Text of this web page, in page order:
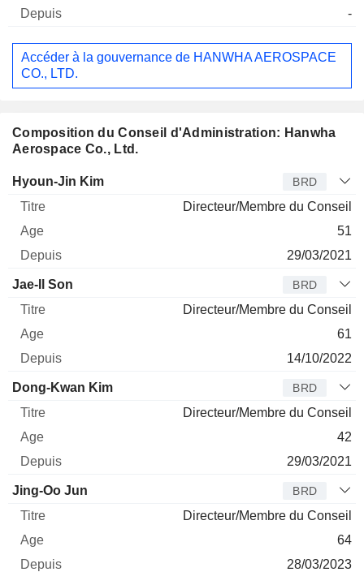
-
Accéder à la gouvernance de HANWHA AEROSPACE
CO., LTD.
Composition du Conseil d'Administration: Hanwha
Aerospace Co., Ltd.
Administrateur Titre
Hyoun-Jin Kim BRD
Directeur/Membre du Conseil
51
29/03/2021
Jae-Il Son BRD
Directeur/Membre du Conseil
61
14/10/2022
Dong-Kwan Kim BRD
Directeur/Membre du Conseil
42
29/03/2021
Jing-Oo Jun BRD
Directeur/Membre du Conseil
64
28/03/2023